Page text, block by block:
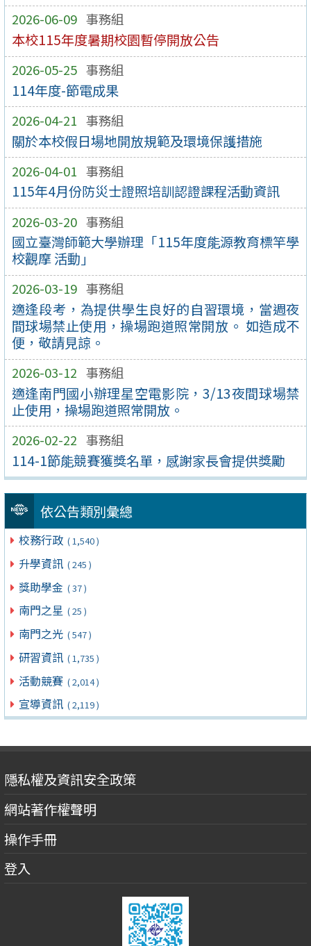
2026-06-09 事務組
本校115年度暑期校園暫停開放公告
2026-05-25 事務組
114年度-節電成果
2026-04-21 事務組
關於本校假日場地開放規範及環境保護措施
2026-04-01 事務組
115年4月份防災士證照培訓認證課程活動資訊
2026-03-20 事務組
國立臺灣師範大學辦理「115年度能源教育標竿學
校觀摩 活動」
2026-03-19 事務組
適逢段考，為提供學生良好的自習環境，當週夜
間球場禁止使用，操場跑道照常開放。 如造成不
便，敬請見諒。
2026-03-12 事務組
適逢南門國小辦理星空電影院，3/13夜間球場禁
止使用，操場跑道照常開放。
2026-02-22 事務組
114-1節能競賽獲獎名單，感謝家長會提供獎勵
依公告類別彙總
校務行政 ( 1,540 )
升學資訊 ( 245 )
獎助學金 ( 37 )
南門之星 ( 25 )
南門之光 ( 547 )
研習資訊 ( 1,735 )
活動競賽 ( 2,014 )
宣導資訊 ( 2,119 )
隱私權及資訊安全政策
網站著作權聲明
操作手冊
登入